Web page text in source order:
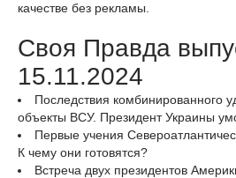
качестве без рекламы.
Своя Правда
15.11.2024
Последствия комбинированного
объекты ВСУ. Президент Украины
Первые учения
К чему они готовятся?
Встреча двух президентов